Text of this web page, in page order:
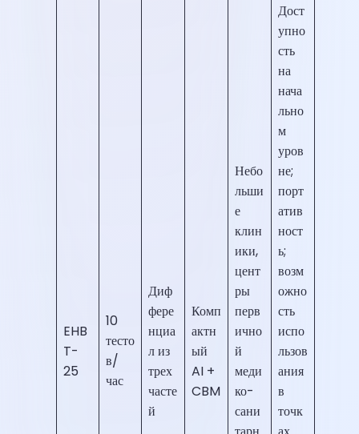
EHB
T-
25
10
тесто
в/
час
Диф
фере
нциа
л из
трех
часте
й
Комп
актн
ый
AI +
CBM
Небо
льши
е
клин
ики,
цент
ры
перв
ично
й
меди
ко-
сани
Дост
упно
сть
на
нача
льно
м
уров
не;
порт
атив
ност
ь;
возм
ожно
сть
испо
льзов
ания
в
точк